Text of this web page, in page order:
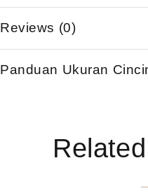
Reviews (0)
Panduan Ukuran